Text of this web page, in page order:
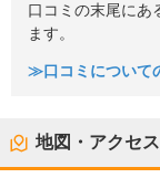
口コミの末尾にあ
ます。
≫口コミについて
地図・アクセス